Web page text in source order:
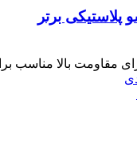
پلاستیکی برتر
مقاومت بالا مناسب